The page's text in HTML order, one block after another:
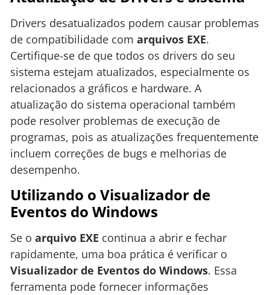
Drivers desatualizados podem causar problemas
de compatibilidade com arquivos EXE.
Certifique-se de que todos os drivers do seu
sistema estejam atualizados, especialmente os
relacionados a gráficos e hardware. A
atualização do sistema operacional também
pode resolver problemas de execução de
programas, pois as atualizações frequentemente
incluem correções de bugs e melhorias de
desempenho.
Utilizando o Visualizador de
Eventos do Windows
Se o arquivo EXE continua a abrir e fechar
rapidamente, uma boa prática é verificar o
Visualizador de Eventos do Windows. Essa
ferramenta pode fornecer informações